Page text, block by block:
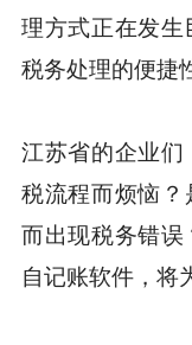
理方式正在发生
税务处理的便捷
江苏省的企业们
税流程而烦恼？
而出现税务错
自记账软件，将